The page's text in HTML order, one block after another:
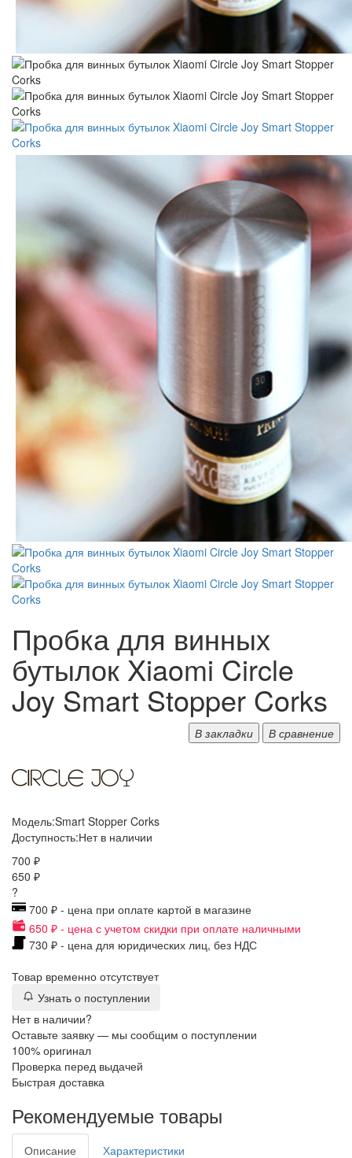
Пробка для винных
бутылок Xiaomi Circle
Joy Smart Stopper Corks
В закладки В сравнение
Модель:Smart Stopper Corks
Доступность:Нет в наличии
700 ₽
650 ₽
?
700 ₽ - цена при оплате картой в магазине
650 ₽ - цена с учетом скидки при оплате наличными
730 ₽ - цена для юридических лиц, без НДС
Товар временно отсутствует
Узнать о поступлении
Нет в наличии?
Оставьте заявку — мы сообщим о поступлении
100% оригинал
Проверка перед выдачей
Быстрая доставка
Рекомендуемые товары
Описание Характеристики